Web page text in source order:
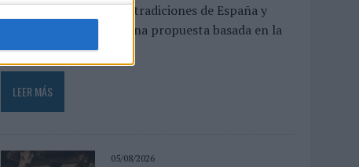
resortwear que une las tradiciones de España y
Venezuela a través de una propuesta basada en la
artesanía, el...
LEER MÁS
05/08/2026